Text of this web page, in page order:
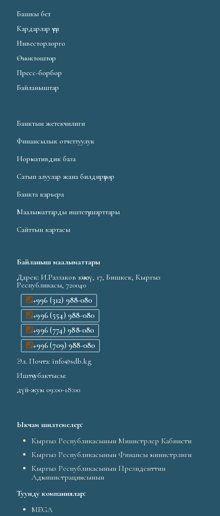
Башкы бет
Кардарлар үчүн
Инвесторлорго
Өнөктөштөр
Пресс-борбор
Байланыштар
Банктын жетекчилиги
Финансылык отчеттуулук
Нормативдик база
Сатып алуулар жана билдирүүлөр
Банкта карьера
Маалыматтарды иштетүү шарттары
Сайттын картасы
Байланыш маалыматтары
Дарек: И.Раззаков көчөсү, 17, Бишкек, Кыргыз
Республикасы, 720040
+996 (312) 988-080
+996 (554) 988-080
+996 (774) 988-080
+996 (709) 988-080
Эл. Почта: info@sdb.kg
Иштөө убактысы:
дүй-жум 09:00-18:00
Ыкчам шилтемелер:
Кыргыз Республикасынын Министрлер Кабинети
Кыргыз Республикасынын Финансы министрлиги
Кыргыз Республикасынын Президенттин
Администрациясынын
Туунду компаниялар:
MEGA